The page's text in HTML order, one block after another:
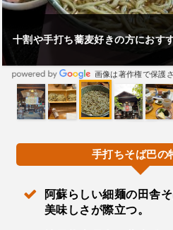
十割や手打ち蕎麦好きの方におす
画像は著作権で保護
手打ちそば巴の
阿蘇らしい細麺の田舎
美味しさが際立つ。